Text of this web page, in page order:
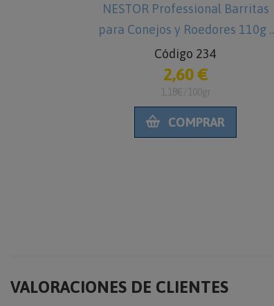
NESTOR Professional Barritas
para Conejos y Roedores 110g -
Código 234
2,60 €
1,18€/100gr
COMPRAR
VALORACIONES DE CLIENTES